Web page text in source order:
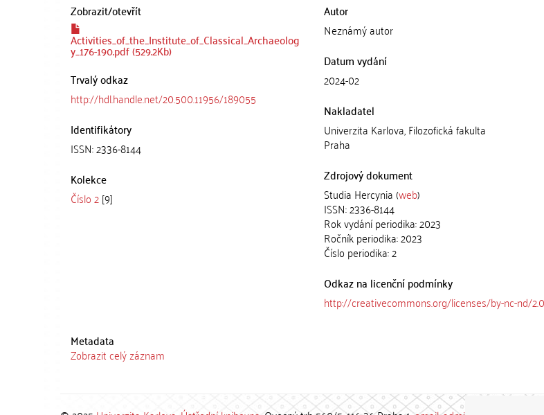
Zobrazit/otevřít
Activities_of_the_Institute_of_Classical_Archaeolog
y_176-190.pdf (529.2Kb)
Trvalý odkaz
http://hdl.handle.net/20.500.11956/189055
Identifikátory
ISSN: 2336-8144
Kolekce
Číslo 2[9]
Autor
Neznámý autor
Datum vydání
2024-02
Nakladatel
Univerzita Karlova, Filozofická fakulta
Praha
Zdrojový dokument
Studia Hercynia (web)
ISSN: 2336-8144
Rok vydání periodika: 2023
Ročník periodika: 2023
Číslo periodika: 2
Odkaz na licenční podmínky
http://creativecommons.org/licenses/by-nc-nd/
Metadata
Zobrazit celý záznam